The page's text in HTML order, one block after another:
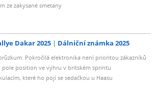
ze zakysané smetany
Dakar 2025 Dálniční známka 2025
Pokročilá elektronika není prioritou zákazníků
position ve výhru v britském sprintu
které ho pojí se sedačkou u Haasu